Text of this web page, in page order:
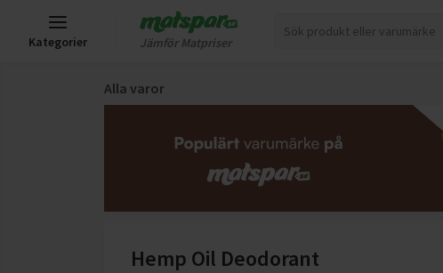
Kategorier Jämför Matpriser
Alla varor
Hemp Oil Deodorant